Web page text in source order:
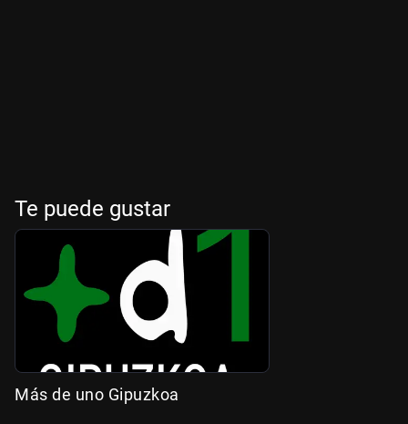
Te puede gustar
Más de uno Gipuzkoa